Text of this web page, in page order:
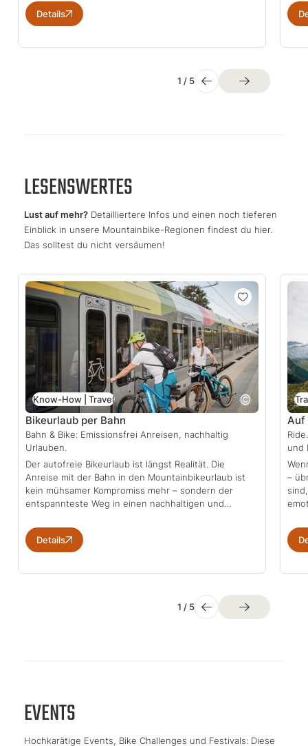
Details
1 / 5
LESENSWERTES
Lust auf mehr? Detailliertere Infos und einen noch tieferen
Einblick in unsere Mountainbike-Regionen findest du hier.
Das solltest du nicht versäumen!
Know-How | Travel
Bikeurlaub per Bahn
Bahn & Bike: Emissionsfrei Anreisen, nachhaltig
Urlauben.
Der autofreie Bikeurlaub ist längst Realität. Die
Anreise mit der Bahn in den Mountainbikeurlaub ist
kein mühsamer Kompromiss mehr – sondern der
entspannteste Weg in einen nachhaltigen und…
Details
Auf
und
–
1 / 5
EVENTS
Hochkarätige Events, Bike Challenges und Festivals: Diese